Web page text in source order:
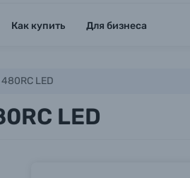
Как купить Для бизнеса
LED
LED